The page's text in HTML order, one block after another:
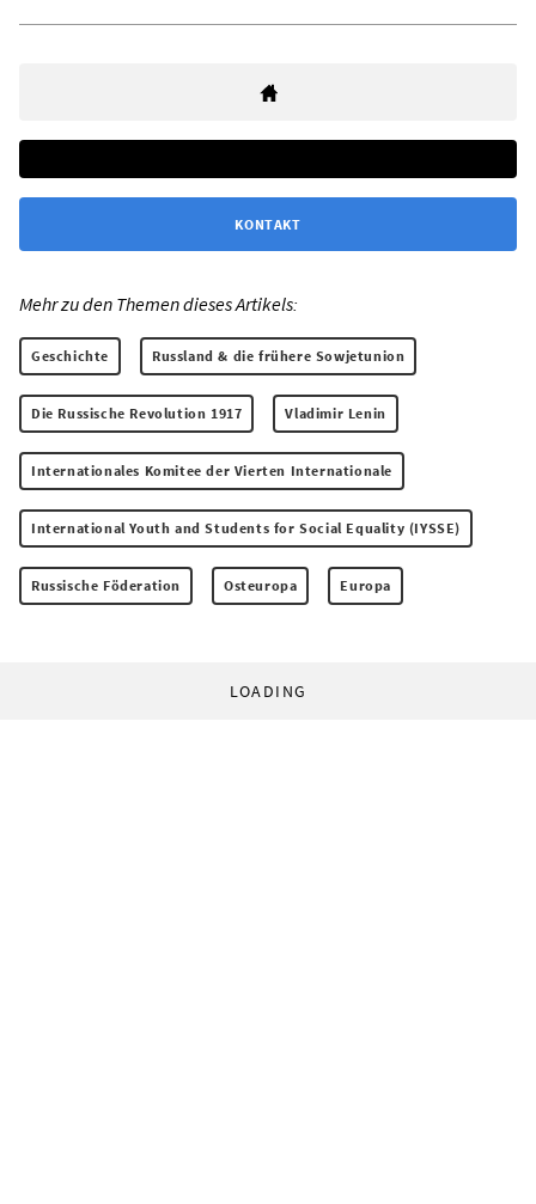
KONTAKT
Mehr zu den Themen dieses Artikels:
Geschichte Russland & die frühere Sowjetunion
Die Russische Revolution 1917 Vladimir Lenin
Internationales Komitee der Vierten Internationale
International Youth and Students for Social Equality (IYSSE)
Russische Föderation Osteuropa Europa
LOADING